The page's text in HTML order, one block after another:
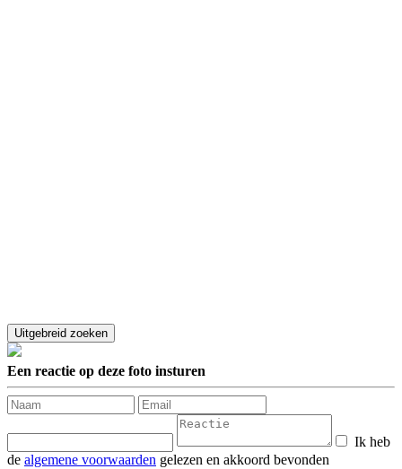
Een reactie op deze foto insturen
Ik heb
de algemene voorwaarden gelezen en akkoord bevonden